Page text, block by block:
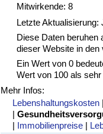
Mitwirkende: 8
Letzte Aktualisierung:
Diese Daten beruhen
dieser Website in den
Ein Wert von 0
Wert von 100 als sehr
Mehr Infos:
Lebenshaltungskosten |
|
| Immobilienpreise |
Verkehr